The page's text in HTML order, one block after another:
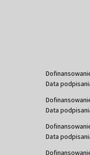
Data
Data
Data